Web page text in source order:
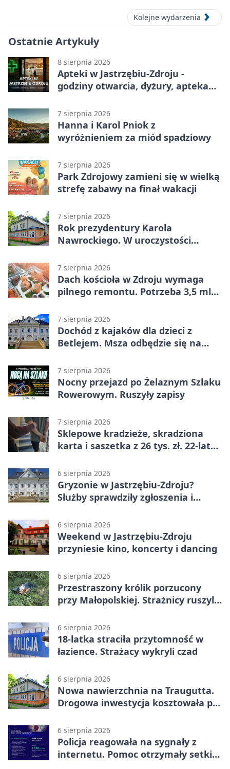
Kolejne wydarzenia
Ostatnie Artykuły
8 sierpnia 2026
Apteki w Jastrzębiu-Zdroju -
godziny otwarcia, dyżury, apteka
7 sierpnia 2026
Hanna i Karol Pniok z
wyróżnieniem za miód spadziowy
7 sierpnia 2026
Park Zdrojowy zamieni się w wielką
strefę zabawy na finał wakacji
7 sierpnia 2026
Rok prezydentury Karola
Nawrockiego. W uroczystości
7 sierpnia 2026
Dach kościoła w Zdroju wymaga
pilnego remontu. Potrzeba 3,5 mln
7 sierpnia 2026
Dochód z kajaków dla dzieci z
Betlejem. Msza odbędzie się na
7 sierpnia 2026
Nocny przejazd po Żelaznym Szlaku
Rowerowym. Ruszyły zapisy
7 sierpnia 2026
Sklepowe kradzieże, skradziona
karta i saszetka z 26 tys. zł. 22-latek
6 sierpnia 2026
Gryzonie w Jastrzębiu-Zdroju?
Służby sprawdziły zgłoszenia i
6 sierpnia 2026
Weekend w Jastrzębiu-Zdroju
przyniesie kino, koncerty i dancing
6 sierpnia 2026
Przestraszony królik porzucony
przy Małopolskiej. Strażnicy ruszyli
6 sierpnia 2026
18-latka straciła przytomność w
łazience. Strażacy wykryli czad
6 sierpnia 2026
Nowa nawierzchnia na Traugutta.
Drogowa inwestycja kosztowała pół
6 sierpnia 2026
Policja reagowała na sygnały z
internetu. Pomoc otrzymały setki